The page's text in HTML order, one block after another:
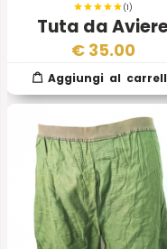
(1)
Tuta da
Aviazione
Francese
€ 35.00